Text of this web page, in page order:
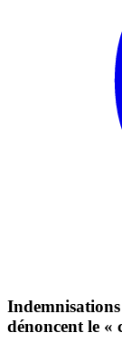
dénoncent le «